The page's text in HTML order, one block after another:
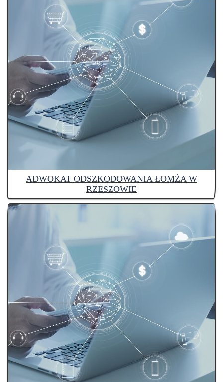
ADWOKAT ODSZKODOWANIA ŁOMŻA W
RZESZOWIE